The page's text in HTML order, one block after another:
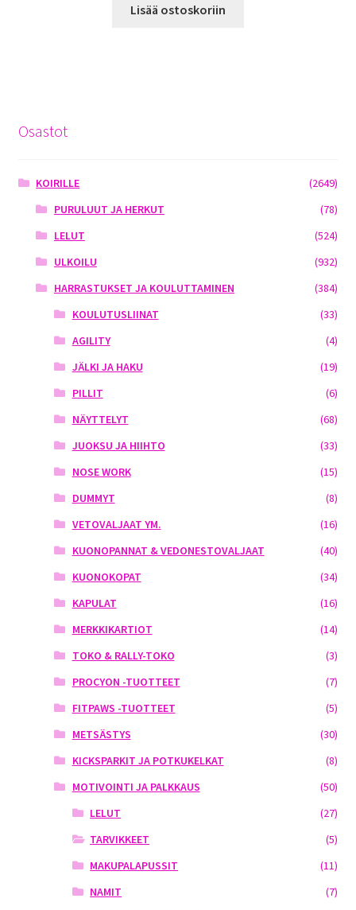
Lisää ostoskoriin
Osastot
KOIRILLE
(2649)
PURULUUT JA HERKUT
(78)
LELUT
(524)
ULKOILU
(932)
HARRASTUKSET JA KOULUTTAMINEN
(384)
KOULUTUSLIINAT
(33)
AGILITY
(4)
JÄLKI JA HAKU
(19)
PILLIT
(6)
NÄYTTELYT
(68)
JUOKSU JA HIIHTO
(33)
NOSE WORK
(15)
DUMMYT
(8)
VETOVALJAAT YM.
(16)
KUONOPANNAT & VEDONESTOVALJAAT
(40)
KUONOKOPAT
(34)
KAPULAT
(16)
MERKKIKARTIOT
(14)
TOKO & RALLY-TOKO
(3)
PROCYON -TUOTTEET
(7)
FITPAWS -TUOTTEET
(5)
METSÄSTYS
(30)
KICKSPARKIT JA POTKUKELKAT
(8)
MOTIVOINTI JA PALKKAUS
(50)
LELUT
(27)
TARVIKKEET
(5)
MAKUPALAPUSSIT
(11)
NAMIT
(7)